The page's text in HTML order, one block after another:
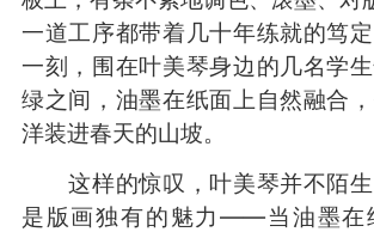
一道工序都带着几十年练就的笃
一刻，围在叶美琴身边的几名学
绿之间，油墨在纸面上自然融合
洋装进春天的山坡。
这样的惊叹，叶美琴并不陌生
是版画独有的魅力——当油墨在